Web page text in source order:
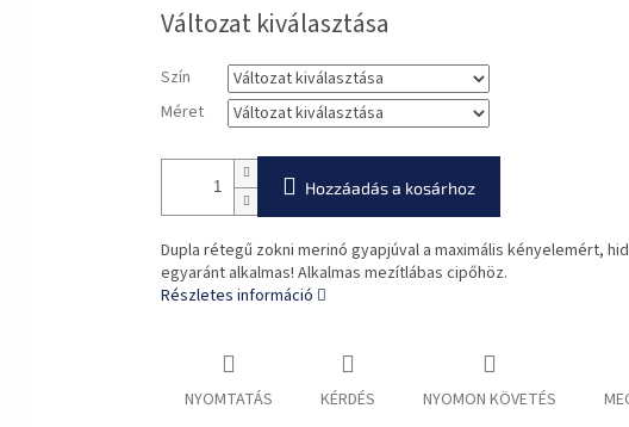
Változat kiválasztása
Szín
Méret
Hozzáadás a kosárhoz
Dupla rétegű zokni merinó gyapjúval a maximális kényelemért,
egyaránt alkalmas! Alkalmas mezítlábas cipőhöz.
Részletes információ
NYOMTATÁS KÉRDÉS NYOMON KÖVETÉS